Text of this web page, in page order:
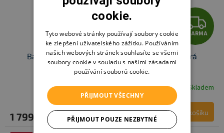
Z
D
R
M
A
ZDARMA
Baby Mix dětská tříkolka 5v1 Rider 360°, modrá
Skladem
1 799 Kč Do košíku
cookie.
Tyto webové stránky používají soubory cookie
ke zlepšení uživatelského zážitku. Používáním
našich webových stránek souhlasíte se všemi
soubory cookie v souladu s našimi zásadami
používání souborů cookie.
PŘIJMOUT VŠECHNY
PŘIJMOUT POUZE NEZBYTNÉ